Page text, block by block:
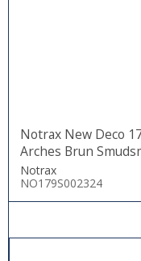
Notrax New Deco
Arches Brun
Notrax
NO179S002324